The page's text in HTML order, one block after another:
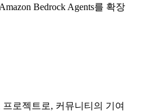
Bedrock Agents를 확장
프로젝트로, 커뮤니티의 기여